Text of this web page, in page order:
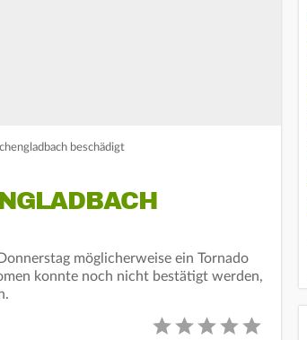
beschädigt
möglicherweise ein Tornado
konnte noch nicht bestätigt werden,